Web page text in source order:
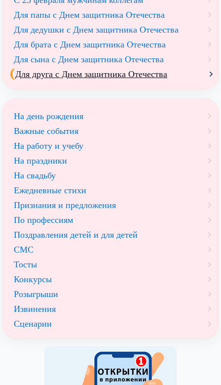
Для папы с Днем защитника Отечества
Для дедушки с Днем защитника Отечества
Для брата с Днем защитника Отечества
Для сына с Днем защитника Отечества
Для друга с Днем защитника Отечества
На день рождения
Важные события
На работу и учебу
На праздники
На свадьбу
Ежедневные стихи
Признания и предложения
По профессиям
Поздравления детей и для детей
СМС
Тосты
Конкурсы
Розыгрыши
Извинения
Сценарии